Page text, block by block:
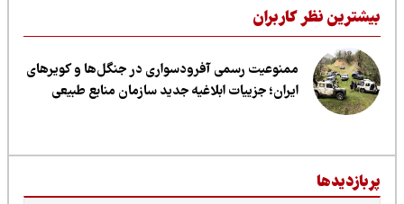
نظر کاربران
ممنوعیت رسمی آفرودسواری در جنگل‌ها و کویرهای
ایران؛ جزییات ابلاغیه جدید سازمان منابع طبیعی